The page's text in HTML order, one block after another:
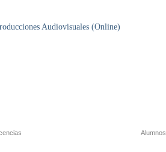
Audiovisuales (Online)
Alumnos